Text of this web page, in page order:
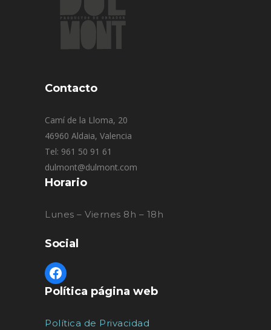
Contacto
Camí de la Lloma, 20
46960 Aldaia, Valencia
Tel: 961 50 91 61
dulmont@dulmont.com
Horario
Lunes – Viernes 8h – 18h
Social
Política página web
Política de Privacidad